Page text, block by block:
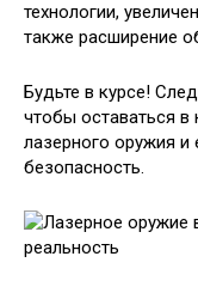
технологии,
также расширение
Будьте в курсе!
чтобы оставаться в
лазерного оружия и
безопасность.